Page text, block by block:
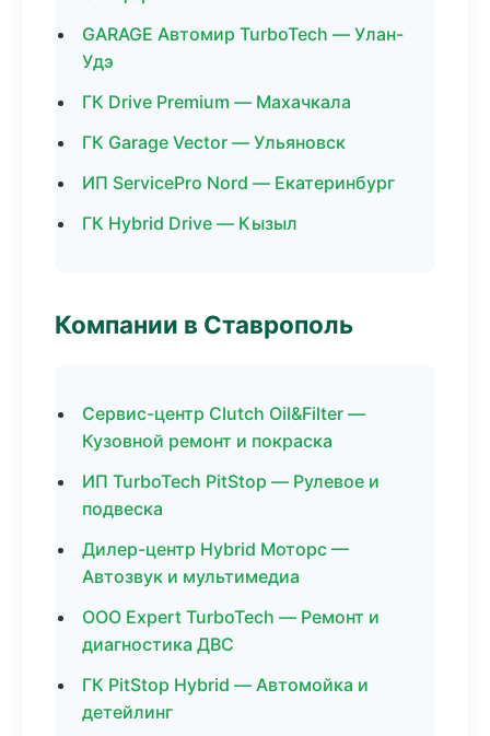
GARAGE Автомир TurboTech — Улан-
Удэ
ГК Drive Premium — Махачкала
ГК Garage Vector — Ульяновск
ИП ServicePro Nord — Екатеринбург
ГК Hybrid Drive — Кызыл
Компании в Ставрополь
Сервис-центр Clutch Oil&Filter —
Кузовной ремонт и покраска
ИП TurboTech PitStop — Рулевое и
подвеска
Дилер-центр Hybrid Моторс —
Автозвук и мультимедиа
ООО Expert TurboTech — Ремонт и
диагностика ДВС
ГК PitStop Hybrid — Автомойка и
детейлинг